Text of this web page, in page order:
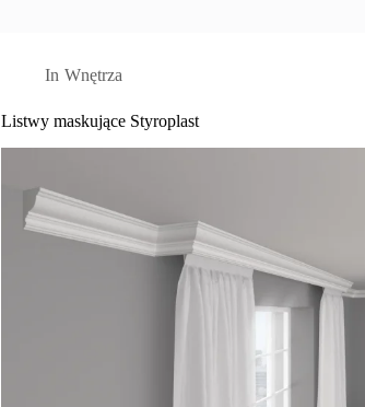
In Wnętrza
Listwy maskujące Styroplast